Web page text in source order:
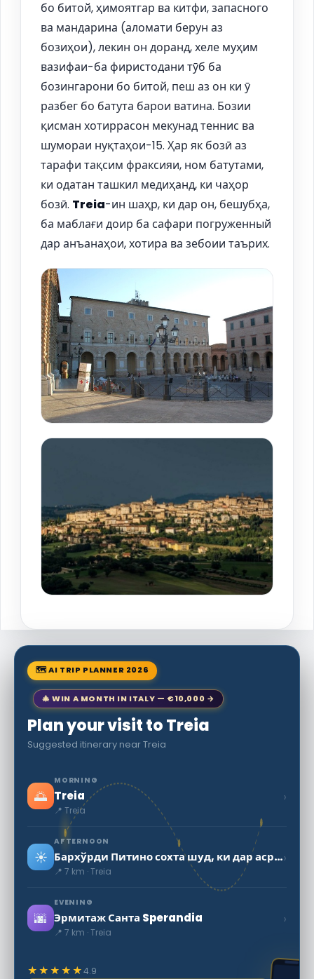
бо битой, ҳимоятгар ва китфи, запасного
ва мандарина (аломати берун аз
бозиҳои), лекин он доранд, хеле муҳим
вазифаи-ба фиристодани тӯб ба
бозингарони бо битой, пеш аз он ки ӯ
разбег бо батута барои ватина. Бозии
қисман хотиррасон мекунад теннис ва
шумораи нуқтаҳои-15. Ҳар як бозӣ аз
тарафи тақсим фраксияи, ном батутами,
ки одатан ташкил медиҳанд, ки чаҳор
бозӣ. Treia-ин шаҳр, ки дар он, бешубҳа,
ба маблағи доир ба сафари погруженный
дар анъанаҳои, хотира ва зебоии таърих.
🗺 AI TRIP PLANNER 2026
🎄 WIN A MONTH IN ITALY — €10,000 →
Plan your visit to Treia
Suggested itinerary near Treia
🌅
MORNING
Treia
📍 Treia
›
☀️
AFTERNOON
Бархўрди Питино сохта шуд, ки дар асри XIII ба болои холма Омони
📍 7 km · Treia
›
🌆
EVENING
Эрмитаж Санта Sperandia
📍 7 km · Treia
›
★★★★★4.9